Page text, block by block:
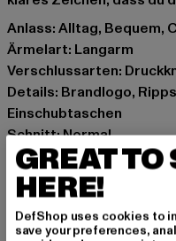
Anlass: Alltag, Bequem,
Ärmelart: Langarm
Verschlussarten:
Details: Brandlogo,
Einschubtaschen
Schnitt: Normal
Marke: Karl Kani
Kat.: Bombers / Blousons
Farbe: braun
Hersteller Farbe:
GREAT TO
HERE!
DefShop uses cookies to
save your preferences,